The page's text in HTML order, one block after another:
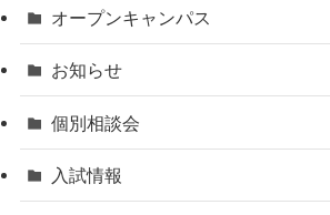
オープンキャンパス
お知らせ
個別相談会
入試情報